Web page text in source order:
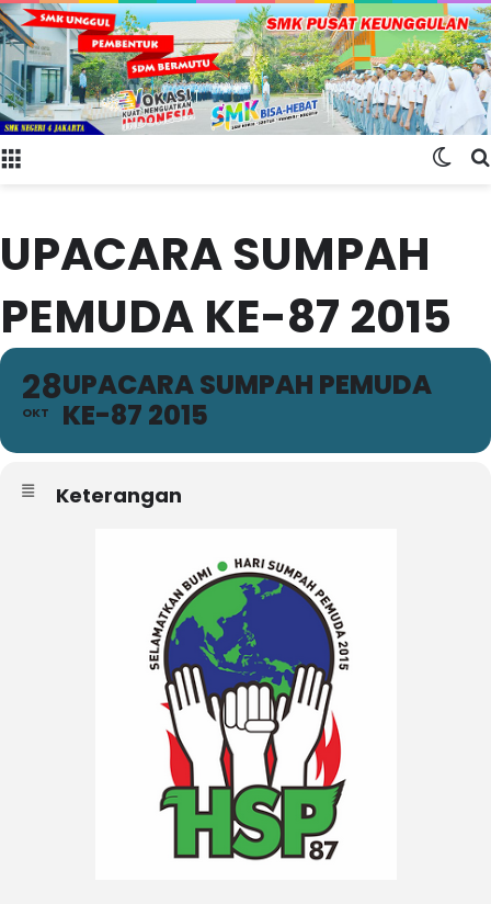
UPACARA SUMPAH
PEMUDA KE-87 2015
28
OKT
UPACARA SUMPAH PEMUDA
KE-87 2015
Keterangan